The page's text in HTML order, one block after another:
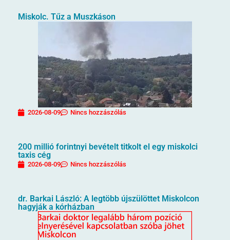
Miskolc. Tűz a Muszkáson
2026-08-09 Nincs hozzászólás
200 millió forintnyi bevételt titkolt el egy miskolci
taxis cég
2026-08-09 Nincs hozzászólás
dr. Barkai László: A legtöbb újszülöttet Miskolcon
hagyják a kórházban